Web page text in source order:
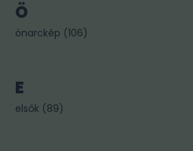
Ö
önarckép (106)
E
elsők (89)